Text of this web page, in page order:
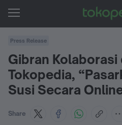
Press Release
Gibran Kolaborasi
Tokopedia,
Susi Secara
Share